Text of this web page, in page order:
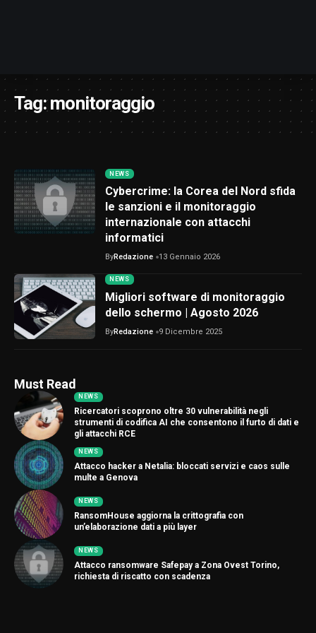
Tag:monitoraggio
NEWS
Cybercrime: la Corea del Nord sfida
le sanzioni e il monitoraggio
internazionale con attacchi
informatici
ByRedazione 13 Gennaio 2026
NEWS
Migliori software di monitoraggio
dello schermo | Agosto 2026
ByRedazione 9 Dicembre 2025
Must Read
NEWS
Ricercatori scoprono oltre 30 vulnerabilità negli
strumenti di codifica AI che consentono il furto di dati e
gli attacchi RCE
NEWS
Attacco hacker a Netalia: bloccati servizi e caos sulle
multe a Genova
NEWS
RansomHouse aggiorna la crittografia con
un’elaborazione dati a più layer
NEWS
Attacco ransomware Safepay a Zona Ovest Torino,
richiesta di riscatto con scadenza